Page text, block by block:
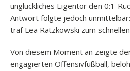
unglückliches Eigentor den 0:1-
Antwort folgte jedoch
traf Lea Ratzkowski zum
Von diesem Moment an zeigte
engagierten Offensivfußball,